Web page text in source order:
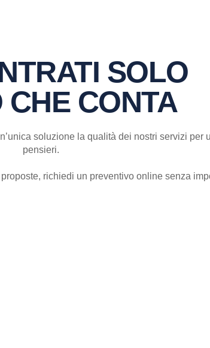
SOLO
CHE CONTA
soluzione la qualità dei nostri servizi per
pensieri.
richiedi un preventivo online senza